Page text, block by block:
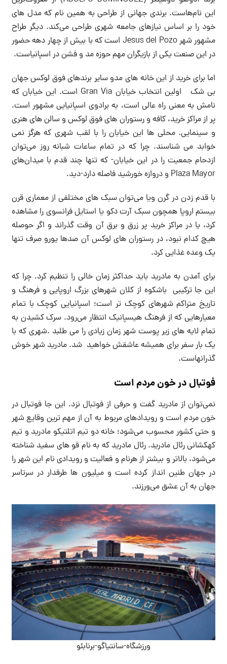
این نام‌هاست. برندی جهانی از طراحی به همین نام که مدل های
خود را بر اساس نیازهای جامعه شهری طراحی می‌کند. دیگر طراح
مشهور شهر Jesus del Pozo است که با بیش از چهار دهه حضور
در این صنعت یکی از بازیگران مهم حوزه مد و فشن در اسپانیاست.
اما برای خرید از این خانه های مدو سایر برندهای فوق لوکس جهان
بی شک اولین انتخاب خیابان Gran Via است. این خیابان که
نامش به معنی راه عالی است، به برادوی اسپانیایی مشهور است.
پر از مراکز خرید، کافه و رستوران های فوق لوکس و سالن های هنری
و سینمایی. محلی ها این خیابان را با لقب شهری که هرگز نمی
خوابد می شناسند. چرا که در تمام ساعات شبانه روز می‌توان
ازدحام جمعیت را در این خیابان- که تنها چند قدم با میدان‌های
Plaza Mayor و دروازه خورشید فاصله دارد-دید.
با قدم زدن در گرن ویا می‌توان سبک های مختلفی از معماری قرن
بیستم اروپا همچون سبک آرت دکو یا استایل فرانسوی را مشاهده
کرد، یا در مراکز خرید پر زرق و برق آن وقت گذراند و اگر حوصله
هیچ کدام نبود، در رستوران های لوکس آن صدها یورو صرف تنها
یک وعده غذایی کرد.
برای آمدن به مادرید باید حداکثر زمان خالی را تنظیم کرد. چرا که
این جا ترکیبی باشکوه از کلان شهرهای بزرگ اروپایی و فرهنگ و
تاریخ متراکم شهرهای کوچک تر است؛ اسپانیایی کوچک با تمام
معیارهایی که از فرهنگ هیسپانیک انتظار می‌رود. سرک کشیدن به
تمام لایه های زیر پوست شهر زمان زیادی را می طلبد .شهری که با
یک بار سفر برای همیشه عاشقش خواهید شد. مادرید شهر خوش
گذرانهاست.
فوتبال در خون مردم است
نمی‌توان از مادرید گفت و حرفی از فوتبال نزد. این جا فوتبال در
خون مردم است و رویدادهای مربوط به آن از مهم ترین وقایع شهر
و حتی کشور محسوب می‌شود؛ خانه دو تیم اتلتیکو مادرید و تیم
کهکشانی رئال مادرید. رئال مادرید که به نام قو های سفید شناخته
می‌شود، بالاتر و بیشتر از هرنام و فعالیت و رویدادی نام این شهر را
در جهان طنین انداز کرده است و میلیون ها طرفدار در سرتاسر
جهان به آن عشق می‌ورزند.
ورزشگاه-سانتیاگو-برنابئو